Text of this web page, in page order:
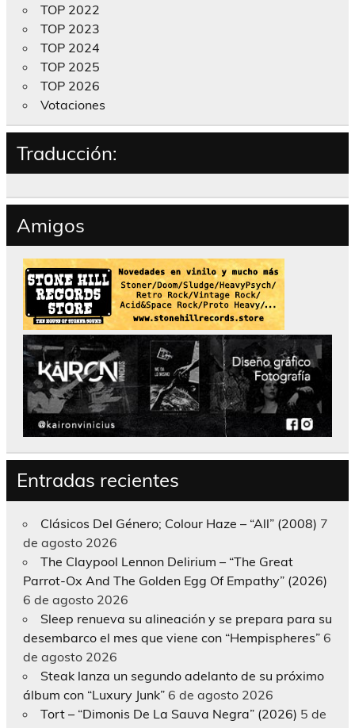
TOP 2022
TOP 2023
TOP 2024
TOP 2025
TOP 2026
Votaciones
Traducción:
Amigos
Entradas recientes
Clásicos Del Género; Colour Haze – “All” (2008) 7
de agosto 2026
The Claypool Lennon Delirium – “The Great
Parrot-Ox And The Golden Egg Of Empathy” (2026)
6 de agosto 2026
Sleep renueva su alineación y se prepara para su
desembarco el mes que viene con “Hempispheres” 6
de agosto 2026
Steak lanza un segundo adelanto de su próximo
álbum con “Luxury Junk” 6 de agosto 2026
Tort – “Dimonis De La Sauva Negra” (2026) 5 de